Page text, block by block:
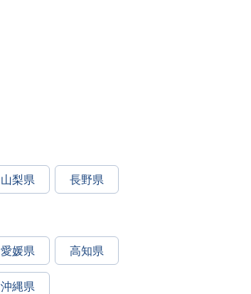
山梨県 長野県
愛媛県 高知県
沖縄県